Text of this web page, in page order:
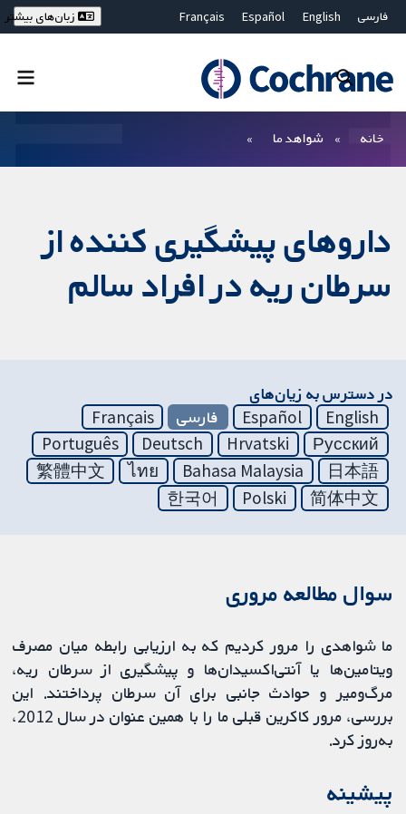
فارسی English
Español
Français
Bahasa Malaysia
ไทย
繁體中文
زبان‌های بیشتر
خانه شواهد ما
داروهای پیشگیری کننده از
سرطان ریه در افراد سالم
در دسترس به زیان‌های
English
Español فارسی
Français
Русский
Hrvatski
Deutsch
Português
日本語
Bahasa Malaysia
ไทย
繁體中文
简体中文
Polski
한국어
سوال مطالعه مروری
ما شواهدی را مرور کردیم که به ارزیابی رابطه میان مصرف
ویتامین‌ها یا آنتی‌اکسیدان‌ها و پیشگیری از سرطان ریه،
مرگ‌ومیر و حوادث جانبی برای آن سرطان پرداختند. این
بررسی، مرور کاکرین قبلی ما را با همین عنوان در سال 2012،
به‌روز کرد.
پیشینه